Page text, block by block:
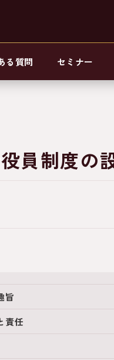
る質問 セミナー
員制度の
旨
責任